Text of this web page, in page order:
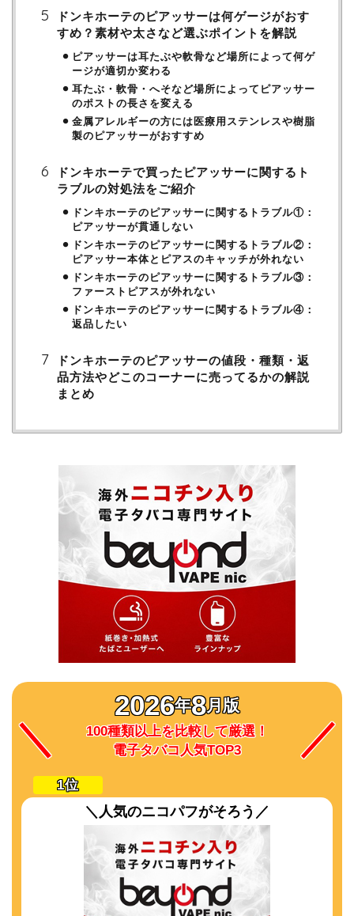
ドンキホーテのピアッサーは何ゲージがおす
すめ？素材や太さなど選ぶポイントを解説
ピアッサーは耳たぶや軟骨など場所によって何ゲ
ージが適切か変わる
耳たぶ・軟骨・へそなど場所によってピアッサー
のポストの長さを変える
金属アレルギーの方には医療用ステンレスや樹脂
製のピアッサーがおすすめ
ドンキホーテで買ったピアッサーに関するト
ラブルの対処法をご紹介
ドンキホーテのピアッサーに関するトラブル①：
ピアッサーが貫通しない
ドンキホーテのピアッサーに関するトラブル②：
ピアッサー本体とピアスのキャッチが外れない
ドンキホーテのピアッサーに関するトラブル③：
ファーストピアスが外れない
ドンキホーテのピアッサーに関するトラブル④：
返品したい
ドンキホーテのピアッサーの値段・種類・返
品方法やどこのコーナーに売ってるかの解説
まとめ
2026年8月版
100種類以上を比較して厳選！
電子タバコ人気TOP3
＼人気のニコパフがそろう／